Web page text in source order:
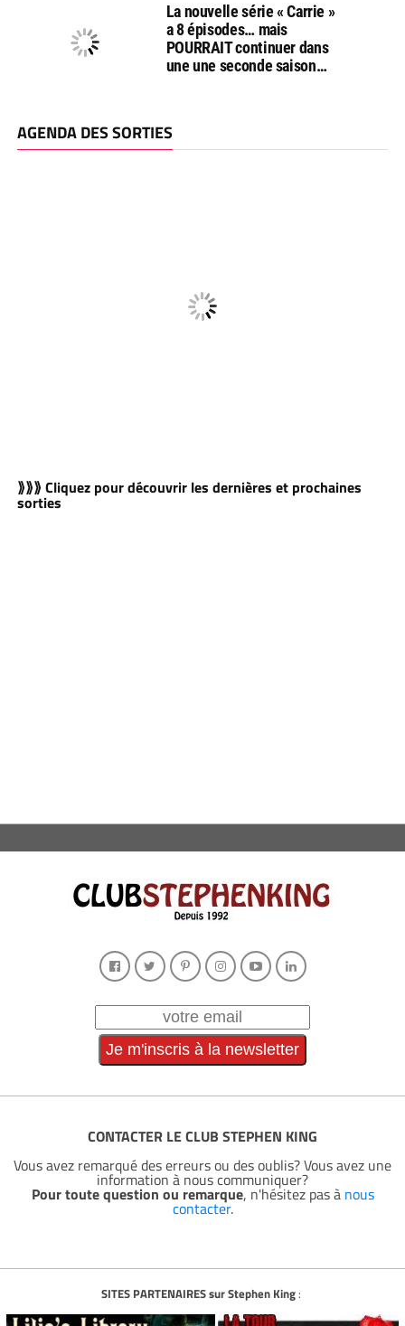
La nouvelle série « Carrie »
a 8 épisodes… mais
POURRAIT continuer dans
une une seconde saison…
AGENDA DES SORTIES
⟫⟫⟫ Cliquez pour découvrir les dernières et prochaines
sorties
CONTACTER LE CLUB STEPHEN KING
Vous avez remarqué des erreurs ou des oublis? Vous avez une
information à nous communiquer?
Pour toute question ou remarque, n'hésitez pas à nous
contacter.
SITES PARTENAIRES sur Stephen King: